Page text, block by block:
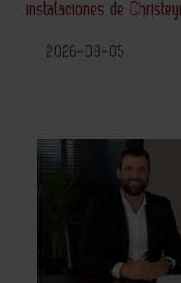
instalaciones de
2026-08-05